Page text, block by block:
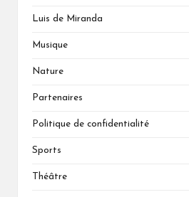
Luis de Miranda
Musique
Nature
Partenaires
Politique de confidentialité
Sports
Théâtre